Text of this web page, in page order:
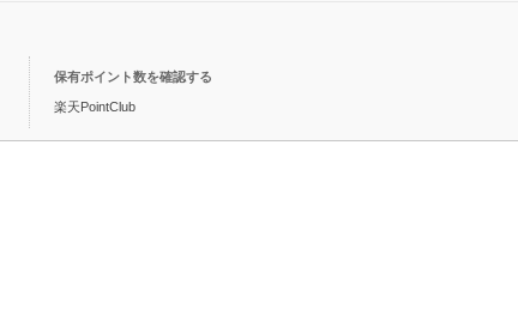
保有ポイント数を確認する
楽天PointClub